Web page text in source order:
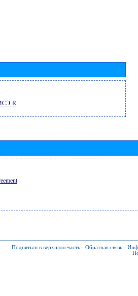
R
Подняться в верхнюю часть - Обратная связь -